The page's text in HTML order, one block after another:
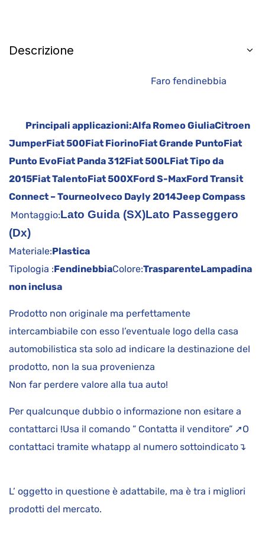
Descrizione
Faro fendinebbia
Principali applicazioni:Alfa Romeo GiuliaCitroen
JumperFiat 500Fiat FiorinoFiat Grande PuntoFiat
Punto EvoFiat Panda 312Fiat 500LFiat Tipo da
2015Fiat TalentoFiat 500XFord S-MaxFord Transit
Connect – TourneoIveco Dayly 2014Jeep Compass
Montaggio:Lato Guida (SX)Lato Passeggero
(Dx)
Materiale:Plastica
Tipologia :FendinebbiaColore:TrasparenteLampadina
non inclusa
Prodotto non originale ma perfettamente
intercambiabile con esso l’eventuale logo della casa
automobilistica sta solo ad indicare la destinazione del
prodotto, non la sua provenienza
Non far perdere valore alla tua auto!
Per qualcunque dubbio o informazione non esitare a
contattarci !Usa il comando ” Contatta il venditore” ➚O
contattaci tramite whatapp al numero sottoindicato↴
L’ oggetto in questione è adattabile, ma è tra i migliori
prodotti del mercato.